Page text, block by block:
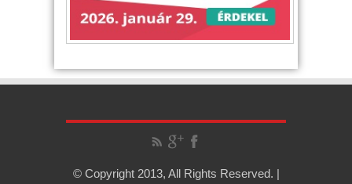
© Copyright 2013, All Rights Reserved. |